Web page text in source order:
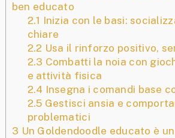
ben educato
2.1 Inizia con le basi:
chiare
2.2 Usa il rinforzo positivo,
2.3 Combatti la noia con
e attività fisica
2.4 Insegna i comandi base
2.5 Gestisci ansia e
problematici
3 Un Goldendoodle educato è